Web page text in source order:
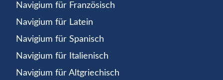
Navigium für Französisch
Navigium für Latein
Navigium für Spanisch
Navigium für Italienisch
Navigium für Altgriechisch